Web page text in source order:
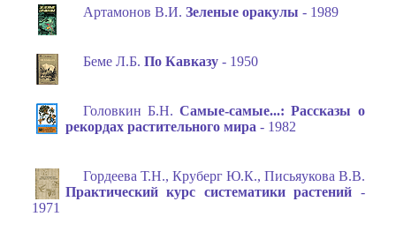
Артамонов В.И. Зеленые оракулы - 1989
Беме Л.Б. По Кавказу- 1950
Головкин Б.Н. Самые-самые...: Рассказы о
рекордах растительного мира - 1982
Гордеева Т.Н., Круберг Ю.К., Письяукова В.В.
Практический курс систематики растений -
1971